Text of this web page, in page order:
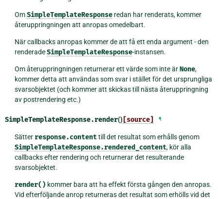
OmSimpleTemplateResponseredan har renderats, kommer
återuppringningen att anropas omedelbart.
När callbacks anropas kommer de att få ett enda argument - den
renderadeSimpleTemplateResponse-instansen.
Om återuppringningen returnerar ett värde som inte ärNone,
kommer detta att användas som svar i stället för det ursprungliga
svarsobjektet (och kommer att skickas till nästa återuppringning
av postrendering etc.)
SimpleTemplateResponse.render() [source] ¶
Sätter response.contenttill det resultat som erhålls genom
SimpleTemplateResponse.rendered_content, kör alla
callbacks efter rendering och returnerar det resulterande
svarsobjektet.
render() kommer bara att ha effekt första gången den anropas.
Vid efterföljande anrop returneras det resultat som erhölls vid det